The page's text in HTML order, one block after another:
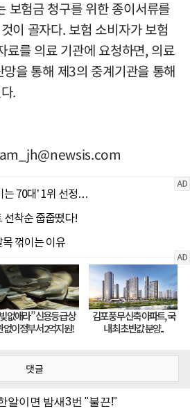
보험금 청구를 위한 종이서류를
이 골자다. 보험 소비자가 보험
료를 의료 기관에 요청하면, 의료
을 통해 제3의 중계기관을 통해
.
댓글